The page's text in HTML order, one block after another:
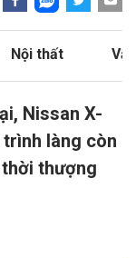
Nội thất
Nissan X-
làng còn
thượng